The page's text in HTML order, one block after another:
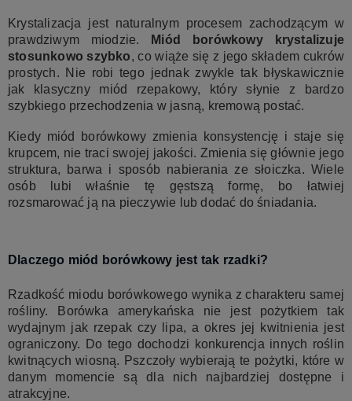
Krystalizacja jest naturalnym procesem zachodzącym w
prawdziwym miodzie.
Miód borówkowy krystalizuje
stosunkowo szybko, co wiąże się z jego składem cukrów
prostych. Nie robi tego jednak zwykle tak błyskawicznie
jak klasyczny miód rzepakowy, który słynie z bardzo
szybkiego przechodzenia w jasną, kremową postać.
Kiedy miód borówkowy zmienia konsystencję i staje się
krupcem, nie traci swojej jakości. Zmienia się głównie jego
struktura, barwa i sposób nabierania ze słoiczka. Wiele
osób lubi właśnie tę gęstszą formę, bo łatwiej
rozsmarować ją na pieczywie lub dodać do śniadania.
Dlaczego miód borówkowy jest tak rzadki?
Rzadkość miodu borówkowego wynika z charakteru samej
rośliny. Borówka amerykańska nie jest pożytkiem tak
wydajnym jak rzepak czy lipa, a okres jej kwitnienia jest
ograniczony. Do tego dochodzi konkurencja innych roślin
kwitnących wiosną. Pszczoły wybierają te pożytki, które w
danym momencie są dla nich najbardziej dostępne i
atrakcyjne.